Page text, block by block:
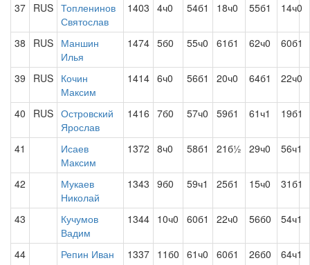
37 RUS Топленинов
Святослав
1403 4ч0 54б1 18ч0 55б1 14ч0
38 RUS Маншин
Илья
1474 5б0 55ч0 61б1 62ч0 60б1
39 RUS Кочин
Максим
1414 6ч0 56б1 20ч0 64б1 22ч0
40 RUS Островский
Ярослав
1416 7б0 57ч0 59б1 61ч1 19б1
41
Исаев
Максим
1372 8ч0 58б1 21б½ 29ч0 56ч1
42
Мукаев
Николай
1343 9б0 59ч1 25б1 15ч0 31б1
43
Кучумов
Вадим
1344 10ч0 60б1 22ч0 56б0 54ч1
44 Репин Иван 1337 11б0 61ч0 60б1 26б0 64ч1